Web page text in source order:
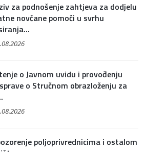
za podnošenje zahtjeva za dodjelu
novčane pomoći u svrhu
o Javnom uvidu i provođenju
o Stručnom obrazloženju za
poljoprivrednicima i ostalom